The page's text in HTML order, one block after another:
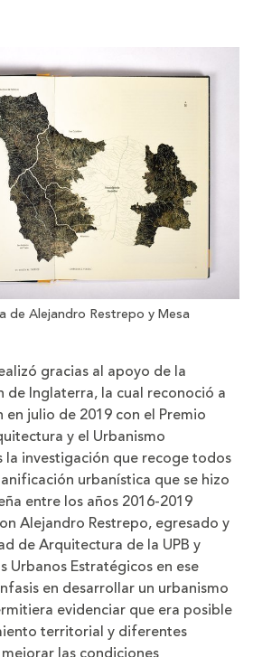
de Alejandro Restrepo y Mesa
gracias al apoyo de la
de Inglaterra, la cual reconoció a
julio de 2019 con el Premio
y el Urbanismo
la investigación que recoge todos
urbanística que se hizo
entre los años 2016-2019
Alejandro Restrepo, egresado y
de Arquitectura de la UPB y
Urbanos Estratégicos en ese
en desarrollar un urbanismo
evidenciar que era posible
territorial y diferentes